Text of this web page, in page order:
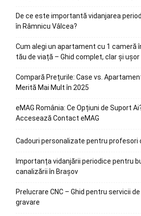
De ce este importantă vidanjarea
în Râmnicu Vâlcea?
Cum alegi un apartament cu 1 cameră
tău de viață – Ghid complet, clar și
Compară Prețurile: Case vs.
Merită Mai Mult în 2025
eMAG România: Ce Opțiuni de Suport
Accesează Contact eMAG
Cadouri personalizate pentru profesori
Importanța vidanjării periodice pentru
canalizării în Brașov
Prelucrare CNC – Ghid pentru servicii
gravare